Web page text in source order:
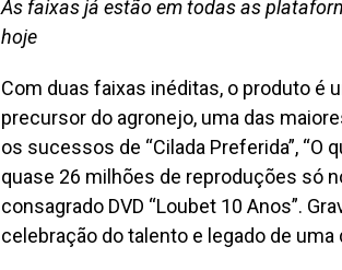
As faixas já estão em todas as
hoje
Com duas faixas inéditas, o produto é
precursor do agronejo, uma das
os sucessos de “Cilada Preferida”, “O
quase 26 milhões de reproduções só
consagrado DVD “Loubet 10 Anos”.
celebração do talento e legado de